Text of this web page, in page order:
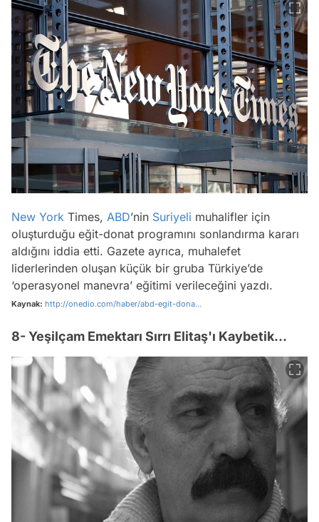
New York Times, ABD’nin Suriyeli muhalifler için
oluşturduğu eğit-donat programını sonlandırma kararı
aldığını iddia etti. Gazete ayrıca, muhalefet
liderlerinden oluşan küçük bir gruba Türkiye’de
‘operasyonel manevra’ eğitimi verileceğini yazdı.
Kaynak: http://onedio.com/haber/abd-egit-dona...
8- Yeşilçam Emektarı Sırrı Elitaş'ı Kaybetik...